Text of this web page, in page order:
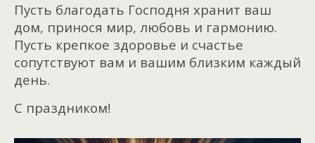
Пусть благодать Господня хранит ваш
дом, принося мир, любовь и гармонию.
Пусть крепкое здоровье и счастье
сопутствуют вам и вашим близким каждый
день.
С праздником!